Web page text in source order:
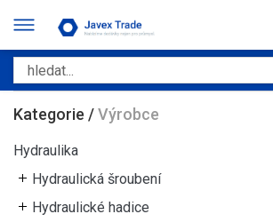
Kategorie /Výrobce
Hydraulika
Hydraulická šroubení
Hydraulické hadice